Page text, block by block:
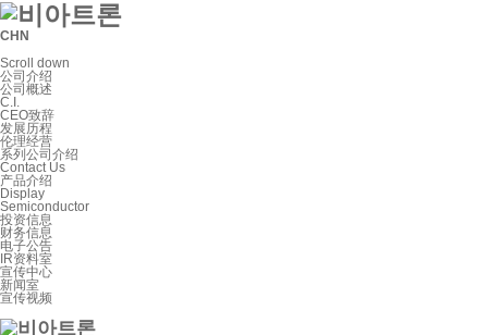
CHN
Scroll down
公司介绍
公司概述
C.I.
CEO致辞
发展历程
伦理经营
系列公司介绍
Contact Us
产品介绍
Display
Semiconductor
投资信息
财务信息
电子公告
IR资料室
宣传中心
新闻室
宣传视频